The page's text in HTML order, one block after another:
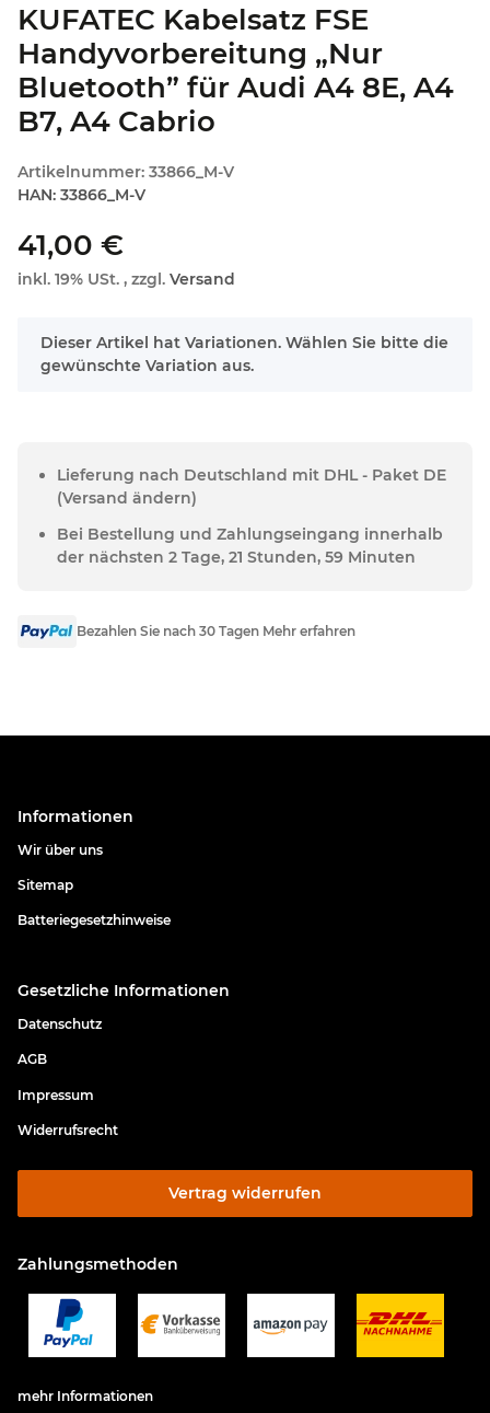
KUFATEC Kabelsatz FSE
Handyvorbereitung „Nur
Bluetooth” für Audi A4 8E, A4
B7, A4 Cabrio
Artikelnummer: 33866_M-V
HAN: 33866_M-V
41,00 €
inkl. 19% USt. , zzgl. Versand
x
Dieser Artikel hat Variationen. Wählen Sie bitte die
gewünschte Variation aus.
Lieferung nach Deutschland mit DHL - Paket DE
(Versand ändern)
Bei Bestellung und Zahlungseingang innerhalb
der nächsten 2 Tage, 21 Stunden, 59 Minuten
Bezahlen Sie nach 30 Tagen Mehr erfahren
Informationen
Wir über uns
Sitemap
Batteriegesetzhinweise
Gesetzliche Informationen
Datenschutz
AGB
Impressum
Widerrufsrecht
Vertrag widerrufen
Zahlungsmethoden
mehr Informationen